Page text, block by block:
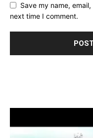
Save my name,
next time I comment.